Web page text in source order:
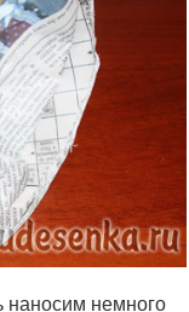
немного